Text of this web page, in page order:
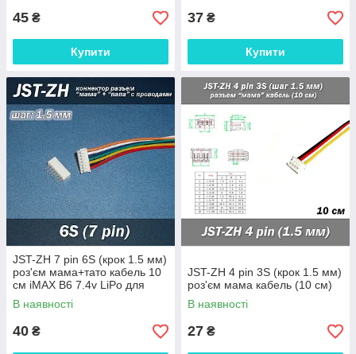
45 ₴
Купити
37 ₴
Купити
JST-ZH 7 pin 6S (крок 1.5 мм)
роз'єм мама+тато кабель 10
см iMAX B6 7.4v LiPo для
балансування
В наявності
40 ₴
JST-ZH 4 pin 3S (крок 1.5 мм)
роз'єм мама кабель (10 см)
В наявності
27 ₴